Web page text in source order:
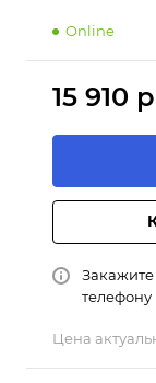
Online
15 910
телефону
Цена